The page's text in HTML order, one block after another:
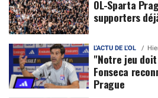
OL-Sparta
supporters
L'ACTU DE L'OL
"Notre jeu
Fonseca
Prague